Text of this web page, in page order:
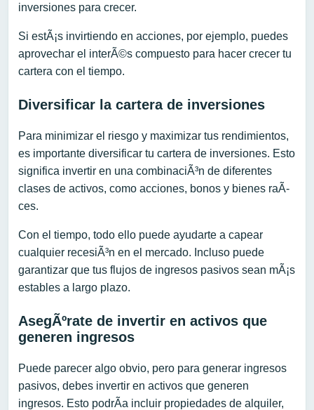
inversiones para crecer.
Si estÃ¡s invirtiendo en acciones, por ejemplo, puedes
aprovechar el interÃ©s compuesto para hacer crecer tu
cartera con el tiempo.
Diversificar la cartera de inversiones
Para minimizar el riesgo y maximizar tus rendimientos,
es importante diversificar tu cartera de inversiones. Esto
significa invertir en una combinaciÃ³n de diferentes
clases de activos, como acciones, bonos y bienes raÃ­
ces.
Con el tiempo, todo ello puede ayudarte a capear
cualquier recesiÃ³n en el mercado. Incluso puede
garantizar que tus flujos de ingresos pasivos sean mÃ¡s
estables a largo plazo.
AsegÃºrate de invertir en activos que
generen ingresos
Puede parecer algo obvio, pero para generar ingresos
pasivos, debes invertir en activos que generen
ingresos. Esto podrÃ­a incluir propiedades de alquiler,